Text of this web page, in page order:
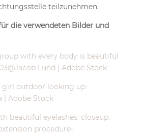
teilzunehmen.
die verwendeten Bilder und
with every body is beautiful
Lund | Adobe Stock
outdoor looking up-
| Adobe Stock
beautiful eyelashes, closeup.
procedure-